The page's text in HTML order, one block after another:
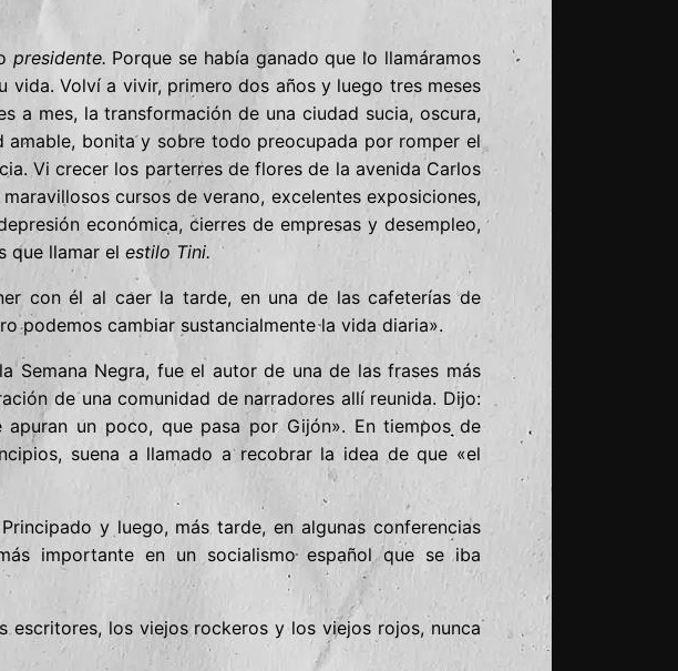
presidente. Porque se había ganado que lo llamáramos
Volví a vivir, primero dos años y luego tres meses
a mes, la transformación de una ciudad sucia, oscura,
bonita y sobre todo preocupada por romper el
Vi crecer los parterres de flores de la avenida Carlos
cursos de verano, excelentes exposiciones,
económica, cierres de empresas y desempleo,
que llamar el estilo Tini.
con él al caer la tarde, en una de las cafeterías de
podemos cambiar sustancialmente la vida diaria».
Semana Negra, fue el autor de una de las frases más
de una comunidad de narradores allí reunida. Dijo:
un poco, que pasa por Gijón». En tiempos de
suena a llamado a recobrar la idea de que «el
y luego, más tarde, en algunas conferencias
importante en un socialismo español que se iba
los viejos rockeros y los viejos rojos, nunca